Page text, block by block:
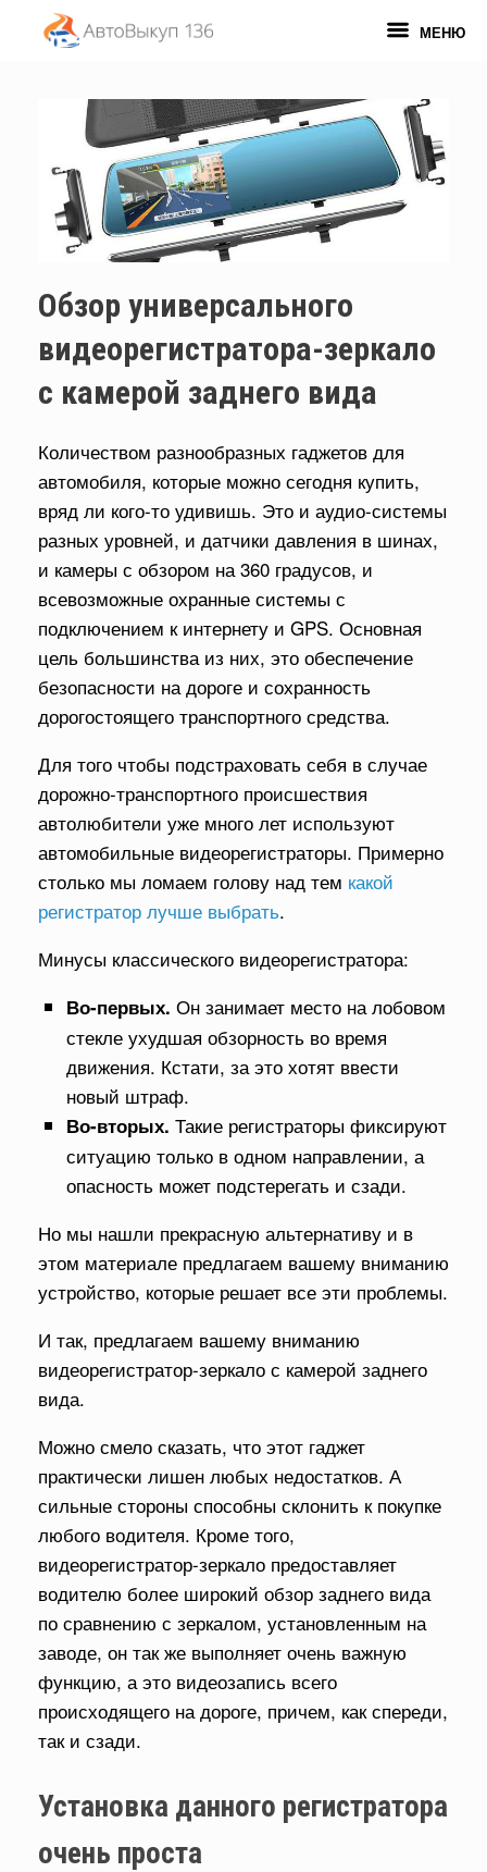
содержанию
МЕНЮ
Обзор универсального
видеорегистратора-зеркало
с камерой заднего вида
Количеством разнообразных гаджетов для
автомобиля, которые можно сегодня купить,
вряд ли кого-то удивишь. Это и аудио-системы
разных уровней, и датчики давления в шинах,
и камеры с обзором на 360 градусов, и
всевозможные охранные системы с
подключением к интернету и GPS. Основная
цель большинства из них, это обеспечение
безопасности на дороге и сохранность
дорогостоящего транспортного средства.
Для того чтобы подстраховать себя в случае
дорожно-транспортного происшествия
автолюбители уже много лет используют
автомобильные видеорегистраторы. Примерно
столько мы ломаем голову над тем какой
регистратор лучше выбрать.
Минусы классического видеорегистратора:
Во-первых. Он занимает место на лобовом
стекле ухудшая обзорность во время
движения. Кстати, за это хотят ввести
новый штраф.
Во-вторых. Такие регистраторы фиксируют
ситуацию только в одном направлении, а
опасность может подстерегать и сзади.
Но мы нашли прекрасную альтернативу и в
этом материале предлагаем вашему вниманию
устройство, которые решает все эти проблемы.
И так, предлагаем вашему вниманию
видеорегистратор-зеркало с камерой заднего
вида.
Можно смело сказать, что этот гаджет
практически лишен любых недостатков. А
сильные стороны способны склонить к покупке
любого водителя. Кроме того,
видеорегистратор-зеркало предоставляет
водителю более широкий обзор заднего вида
по сравнению с зеркалом, установленным на
заводе, он так же выполняет очень важную
функцию, а это видеозапись всего
происходящего на дороге, причем, как спереди,
так и сзади.
Установка данного регистратора
очень проста